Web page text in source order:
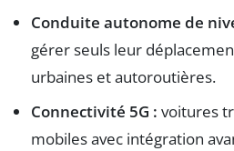
Conduite autonome de
gérer seuls leur
urbaines et autoroutières.
Connectivité 5G : voitures
mobiles avec intégration